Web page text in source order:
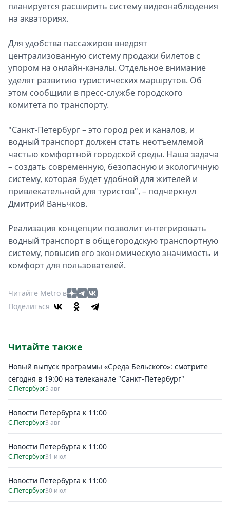
планируется расширить систему видеонаблюдения
на акваториях.
Для удобства пассажиров внедрят
централизованную систему продажи билетов с
упором на онлайн-каналы. Отдельное внимание
уделят развитию туристических маршрутов. Об
этом сообщили в пресс-службе городского
комитета по транспорту.
"Санкт-Петербург – это город рек и каналов, и
водный транспорт должен стать неотъемлемой
частью комфортной городской среды. Наша задача
– создать современную, безопасную и экологичную
систему, которая будет удобной для жителей и
привлекательной для туристов", – подчеркнул
Дмитрий Ваньчков.
Реализация концепции позволит интегрировать
водный транспорт в общегородскую транспортную
систему, повысив его экономическую значимость и
комфорт для пользователей.
Читайте Metro в
Поделиться
Читайте также
Новый выпуск программы «Среда Бельского»: смотрите
сегодня в 19:00 на телеканале "Санкт-Петербург"
С.Петербург5 авг
Новости Петербурга к 11:00
С.Петербург3 авг
Новости Петербурга к 11:00
С.Петербург31 июл
Новости Петербурга к 11:00
С.Петербург30 июл